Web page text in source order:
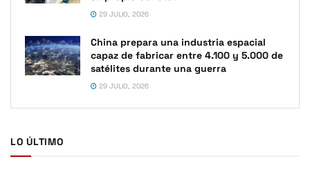
29 JULIO, 2026
China prepara una industria espacial
capaz de fabricar entre 4.100 y 5.000 de
satélites durante una guerra
29 JULIO, 2026
LO ÚLTIMO